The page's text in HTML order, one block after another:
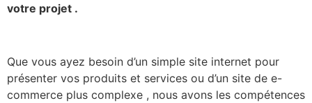
votre projet .
Que vous ayez besoin d’un simple site internet pour
présenter vos produits et services ou d’un site de e-
commerce plus complexe , nous avons les compétences